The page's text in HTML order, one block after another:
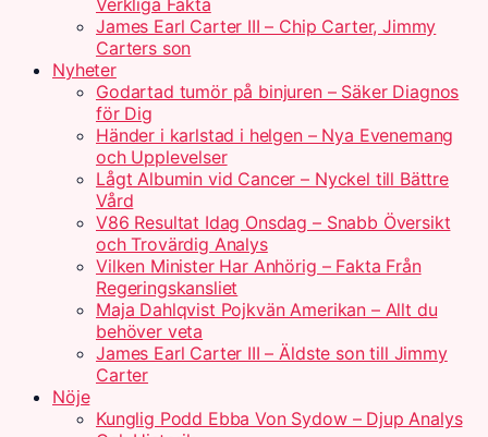
Verkliga Fakta
James Earl Carter III – Chip Carter, Jimmy
Carters son
Nyheter
Godartad tumör på binjuren – Säker Diagnos
för Dig
Händer i karlstad i helgen – Nya Evenemang
och Upplevelser
Lågt Albumin vid Cancer – Nyckel till Bättre
Vård
V86 Resultat Idag Onsdag – Snabb Översikt
och Trovärdig Analys
Vilken Minister Har Anhörig – Fakta Från
Regeringskansliet
Maja Dahlqvist Pojkvän Amerikan – Allt du
behöver veta
James Earl Carter III – Äldste son till Jimmy
Carter
Nöje
Kunglig Podd Ebba Von Sydow – Djup Analys